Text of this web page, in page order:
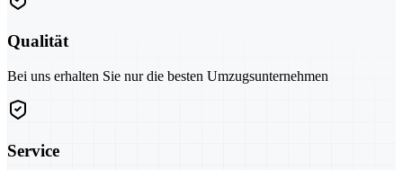
Qualität
Bei uns erhalten Sie nur die besten Umzugsunternehmen
Service